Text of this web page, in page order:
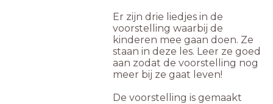
Er zijn drie liedjes in de
voorstelling waarbij de
kinderen mee gaan doen. Ze
staan in deze les. Leer ze goed
aan zodat de voorstelling nog
meer bij ze gaat leven!
De voorstelling is gemaakt